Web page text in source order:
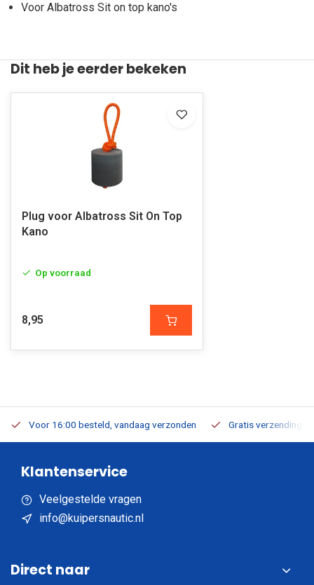
Voor Albatross Sit on top kano's
Dit heb je eerder bekeken
Plug voor Albatross Sit On Top
Kano
Op voorraad
8,95
Voor 16:00 besteld, vandaag verzonden Gratis verzending
Klantenservice
Veelgestelde vragen
info@kuipersnautic.nl
Direct naar